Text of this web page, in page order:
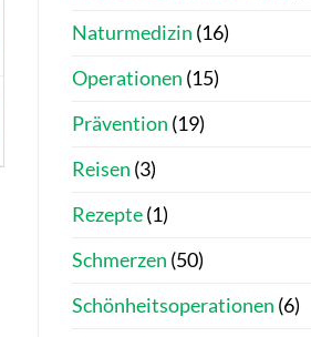
Naturmedizin (16)
Operationen (15)
Prävention (19)
Reisen (3)
Rezepte(1)
Schmerzen (50)
Schönheitsoperationen (6)